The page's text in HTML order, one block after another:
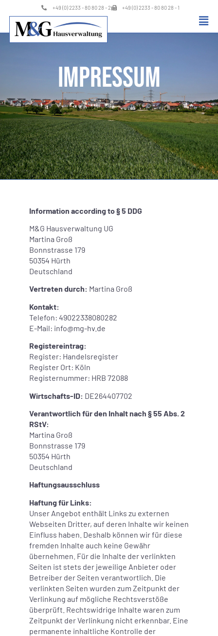
+49 (0) 2233 - 80 80 28 - 2 +49 (0) 2233 - 80 80 28 - 1
Impressum
Information according to § 5 DDG
M&G Hausverwaltung UG
Martina Groß
Bonnstrasse 179
50354 Hürth
Deutschland
Vertreten durch: Martina Groß
Kontakt:
Telefon: 49022338080282
E-Mail: info@mg-hv.de
Registereintrag:
Register: Handelsregister
Register Ort: Köln
Registernummer: HRB 72088
Wirtschafts-ID: DE264407702
Verantwortlich für den Inhalt nach § 55 Abs. 2
RStV:
Martina Groß
Bonnstrasse 179
50354 Hürth
Deutschland
Haftungsausschluss
Haftung für Links:
Unser Angebot enthält Links zu externen
Webseiten Dritter, auf deren Inhalte wir keinen
Einfluss haben. Deshalb können wir für diese
fremden Inhalte auch keine Gewähr
übernehmen. Für die Inhalte der verlinkten
Seiten ist stets der jeweilige Anbieter oder
Betreiber der Seiten verantwortlich. Die
verlinkten Seiten wurden zum Zeitpunkt der
Verlinkung auf mögliche Rechtsverstöße
überprüft. Rechtswidrige Inhalte waren zum
Zeitpunkt der Verlinkung nicht erkennbar. Eine
permanente inhaltliche Kontrolle der